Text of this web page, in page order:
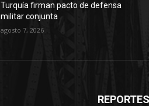
Turquía firman pacto de defensa
militar conjunta
agosto 7, 2026